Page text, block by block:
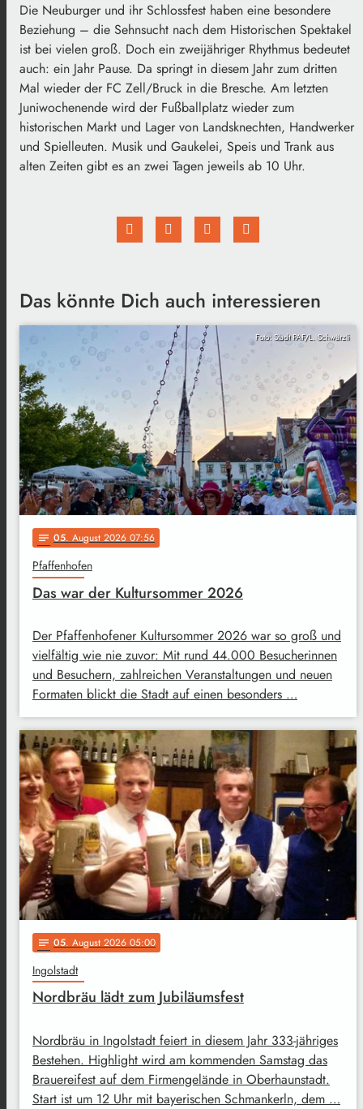
Die Neuburger und ihr Schlossfest haben eine besondere
Beziehung – die Sehnsucht nach dem Historischen Spektakel
ist bei vielen groß. Doch ein zweijähriger Rhythmus bedeutet
auch: ein Jahr Pause. Da springt in diesem Jahr zum dritten
Mal wieder der FC Zell/Bruck in die Bresche. Am letzten
Juniwochenende wird der Fußballplatz wieder zum
historischen Markt und Lager von Landsknechten, Handwerker
und Spielleuten. Musik und Gaukelei, Speis und Trank aus
alten Zeiten gibt es an zwei Tagen jeweils ab 10 Uhr.
Das könnte Dich auch interessieren
Foto: Stadt PAF/L. Schwärzli
notes 05. August 2026 07:56
Pfaffenhofen
Das war der Kultursommer 2026
Der Pfaffenhofener Kultursommer 2026 war so groß und
vielfältig wie nie zuvor: Mit rund 44.000 Besucherinnen
und Besuchern, zahlreichen Veranstaltungen und neuen
Formaten blickt die Stadt auf einen besonders …
notes 05. August 2026 05:00
Ingolstadt
Nordbräu lädt zum Jubiläumsfest
Nordbräu in Ingolstadt feiert in diesem Jahr 333-jähriges
Bestehen. Highlight wird am kommenden Samstag das
Brauereifest auf dem Firmengelände in Oberhaunstadt.
Start ist um 12 Uhr mit bayerischen Schmankerln, dem …